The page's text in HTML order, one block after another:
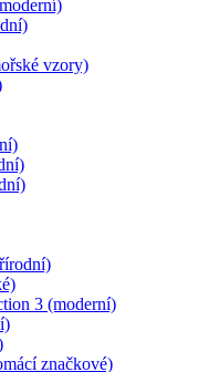
vzory)
3 (moderní)
značkové)